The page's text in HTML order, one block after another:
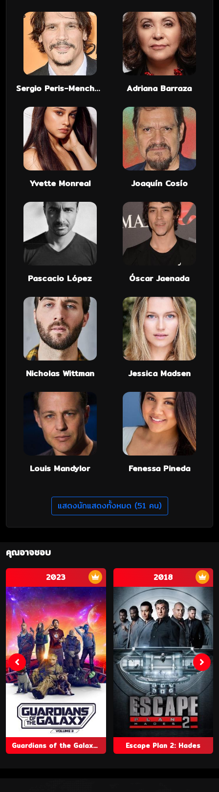
Sergio Peris-Mencheta Adriana Barraza
Yvette Monreal Joaquín Cosío
Pascacio López Óscar Jaenada
Nicholas Wittman Jessica Madsen
Louis Mandylor Fenessa Pineda
แสดงนักแสดงทั้งหมด (51 คน)
คุณอาจชอบ
2023
Guardians of the Galaxy Vol. 3
2018
Escape Plan 2: Hades